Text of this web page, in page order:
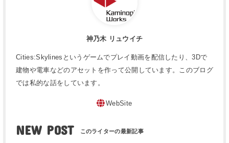
神乃木 リュウイチ
Cities:Skylinesというゲームでプレイ動画を配信したり、3Dで
建物や電車などのアセットを作って公開しています。このブログ
では私的な話をしています。
WebSite
NEW POST